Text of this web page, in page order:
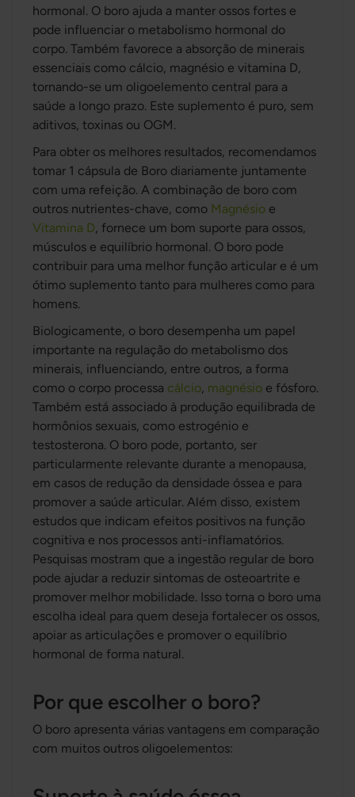
hormonal. O boro ajuda a manter ossos fortes e
pode influenciar o metabolismo hormonal do
corpo. Também favorece a absorção de minerais
essenciais como cálcio, magnésio e vitamina D,
tornando-se um oligoelemento central para a
saúde a longo prazo. Este suplemento é puro, sem
aditivos, toxinas ou OGM.
Para obter os melhores resultados, recomendamos
tomar 1 cápsula de Boro diariamente juntamente
com uma refeição. A combinação de boro com
outros nutrientes-chave, como Magnésio e
Vitamina D, fornece um bom suporte para ossos,
músculos e equilíbrio hormonal. O boro pode
contribuir para uma melhor função articular e é um
ótimo suplemento tanto para mulheres como para
homens.
Biologicamente, o boro desempenha um papel
importante na regulação do metabolismo dos
minerais, influenciando, entre outros, a forma
como o corpo processa cálcio, magnésio e fósforo.
Também está associado à produção equilibrada de
hormônios sexuais, como estrogénio e
testosterona. O boro pode, portanto, ser
particularmente relevante durante a menopausa,
em casos de redução da densidade óssea e para
promover a saúde articular. Além disso, existem
estudos que indicam efeitos positivos na função
cognitiva e nos processos anti-inflamatórios.
Pesquisas mostram que a ingestão regular de boro
pode ajudar a reduzir sintomas de osteoartrite e
promover melhor mobilidade. Isso torna o boro uma
escolha ideal para quem deseja fortalecer os ossos,
apoiar as articulações e promover o equilíbrio
hormonal de forma natural.
Por que escolher o boro?
O boro apresenta várias vantagens em comparação
com muitos outros oligoelementos: